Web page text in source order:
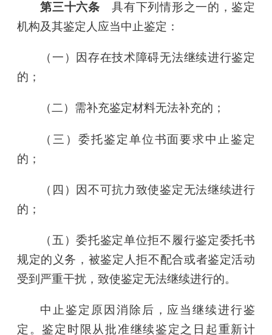
第三十六条 具有下列情形之一的，鉴定
机构及其鉴定人应当中止鉴定：
（一）因存在技术障碍无法继续进行鉴定
的；
（二）需补充鉴定材料无法补充的；
（三）委托鉴定单位书面要求中止鉴定
的；
（四）因不可抗力致使鉴定无法继续进行
的；
（五）委托鉴定单位拒不履行鉴定委托书
规定的义务，被鉴定人拒不配合或者鉴定活动
受到严重干扰，致使鉴定无法继续进行的。
中止鉴定原因消除后，应当继续进行鉴
定。鉴定时限从批准继续鉴定之日起重新计